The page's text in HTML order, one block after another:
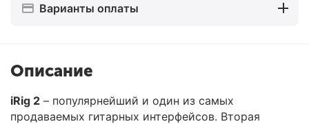
Варианты оплаты
Описание
iRig 2 – популярнейший и один из самых
продаваемых гитарных интерфейсов. Вторая